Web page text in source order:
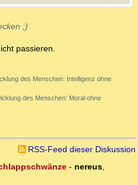
;)
passieren.
des Menschen: Intelligenz ohne
des Menschen: Moral ohne
RSS-Feed dieser Diskussion
- nereus,